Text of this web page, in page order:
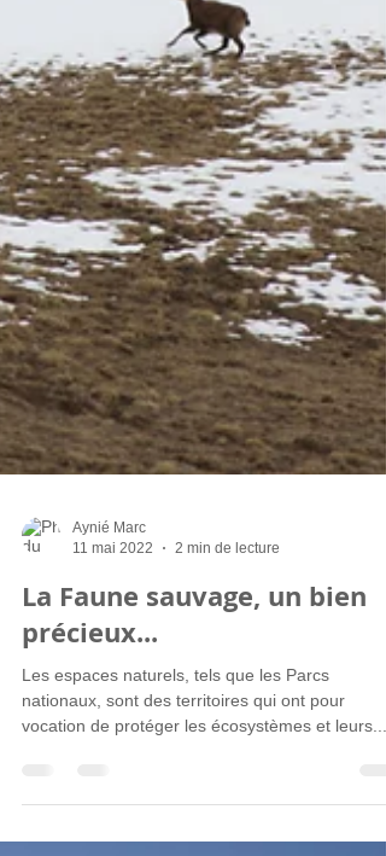
11 mai 2022
2 min de lecture
La Faune sauvage, un bien
précieux...
Les espaces naturels, tels que les Parcs